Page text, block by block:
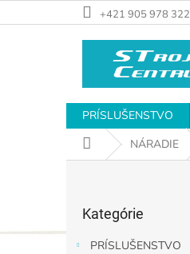
na
+421 905 978 322
PRÍSLUŠENSTVO
DomovNÁRADIE
ý
kategórie
Kategórie
PRÍSLUŠENSTVO